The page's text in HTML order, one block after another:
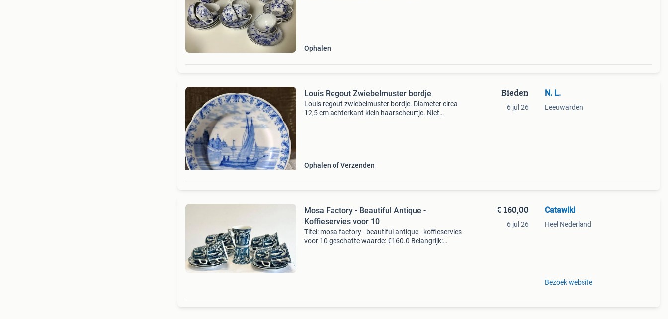
Ophalen
Louis Regout Zwiebelmuster bordje
Louis regout zwiebelmuster bordje. Diameter circa
12,5 cm achterkant klein haarscheurtje. Niet
Ophalen of Verzenden
Bieden
6 jul 26
N. L.
Leeuwarden
Mosa Factory - Beautiful Antique -
Koffieservies voor 10
Titel: mosa factory - beautiful antique - koffieservies
voor 10 geschatte waarde: €160.0 Belangrijk:
€ 160,00
6 jul 26
Catawiki
Heel Nederland
Bezoek website